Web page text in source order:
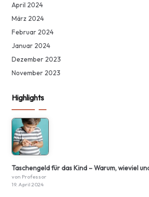
April 2024
März 2024
Februar 2024
Januar 2024
Dezember 2023
November 2023
Highlights
Taschengeld für das Kind – Warum, wieviel
von Professor
19. April 2024